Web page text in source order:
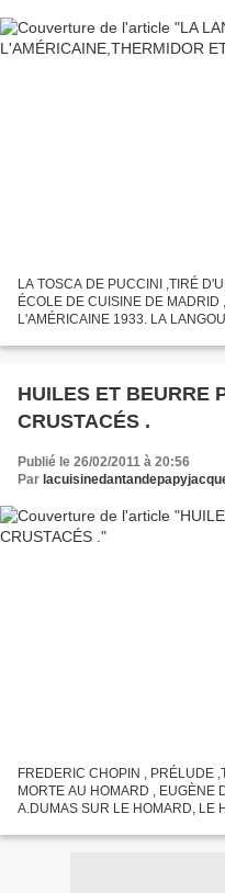
LA TOSCA DE PUCCINI ,TIRÉ
ÉCOLE DE CUISINE DE
L'AMÉRICAINE 1933. LA
PLUS UN METS DE PARISIEN...
HUILES ET BEURRE
CRUSTACÉS .
Publié le 26/02/2011 à 20:56
Par
FREDERIC CHOPIN , PRÉLUDE
MORTE AU HOMARD , EUGÈNE
A.DUMAS SUR LE HOMARD, LE
LANGOUSTE AU GOÛTS